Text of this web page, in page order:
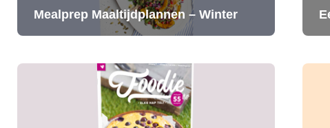
Mealprep Maaltijdplannen – Winter